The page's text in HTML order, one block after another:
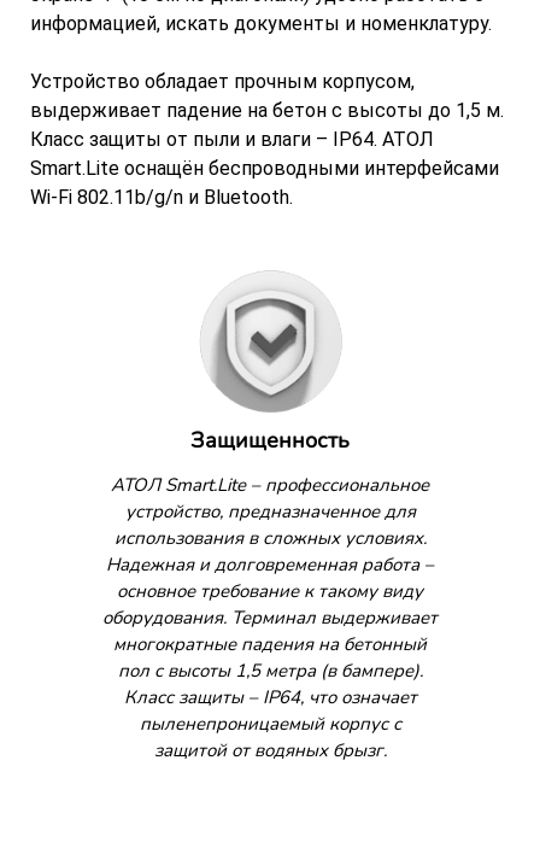
информацией, искать документы и номенклатуру.
Устройство обладает прочным корпусом,
выдерживает падение на бетон с высоты до 1,5 м.
Класс защиты от пыли и влаги – IP64. АТОЛ
Smart.Lite оснащён беспроводными интерфейсами
Wi-Fi 802.11b/g/n и Bluetooth.
Защищенность
АТОЛ Smart.Lite – профессиональное
устройство, предназначенное для
использования в сложных условиях.
Надежная и долговременная работа –
основное требование к такому виду
оборудования. Терминал выдерживает
многократные падения на бетонный
пол с высоты 1,5 метра (в бампере).
Класс защиты – IP64, что означает
пыленепроницаемый корпус с
защитой от водяных брызг.